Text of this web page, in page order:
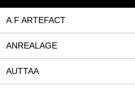
A.F ARTEFACT
ANREALAGE
AUTTAA